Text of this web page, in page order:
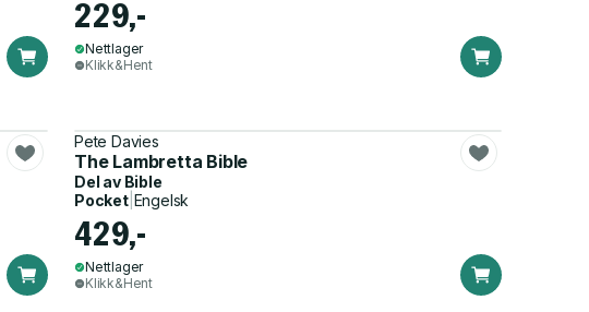
229,-
Nettlager
Klikk&Hent
Pete Davies
The Lambretta Bible
Del av Bible
Pocket| Engelsk
429,-
Nettlager
Klikk&Hent